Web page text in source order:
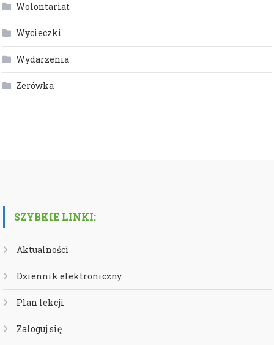
Wolontariat
Wycieczki
Wydarzenia
Zerówka
SZYBKIE LINKI:
Aktualności
Dziennik elektroniczny
Plan lekcji
Zaloguj się